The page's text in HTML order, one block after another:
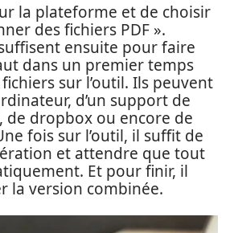
la plateforme et de choisir
des fichiers PDF ».
ensuite pour faire
dans un premier temps
sur l’outil. Ils peuvent
d’un support de
de dropbox ou encore de
fois sur l’outil, il suffit de
et attendre que tout
Et pour finir, il
la version combinée.